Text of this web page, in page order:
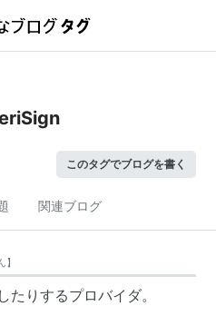
このタグでブログを書く
関連ブログ
】
たりするプロバイダ。